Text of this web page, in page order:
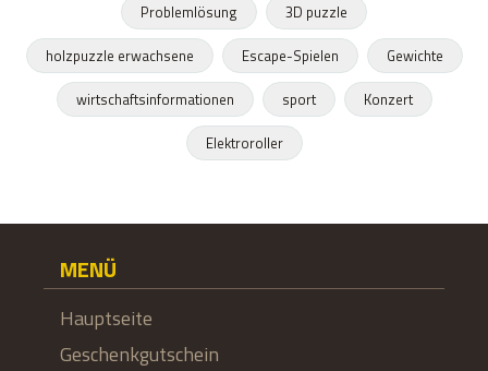
Problemlösung
3D puzzle
holzpuzzle erwachsene
Escape-Spielen
Gewichte
wirtschaftsinformationen
sport
Konzert
Elektroroller
MENÜ
Hauptseite
Geschenkgutschein